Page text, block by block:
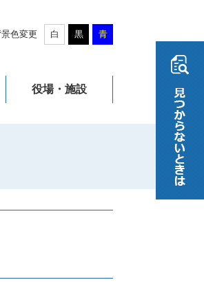
色変更 白 黒 青
役場・施設